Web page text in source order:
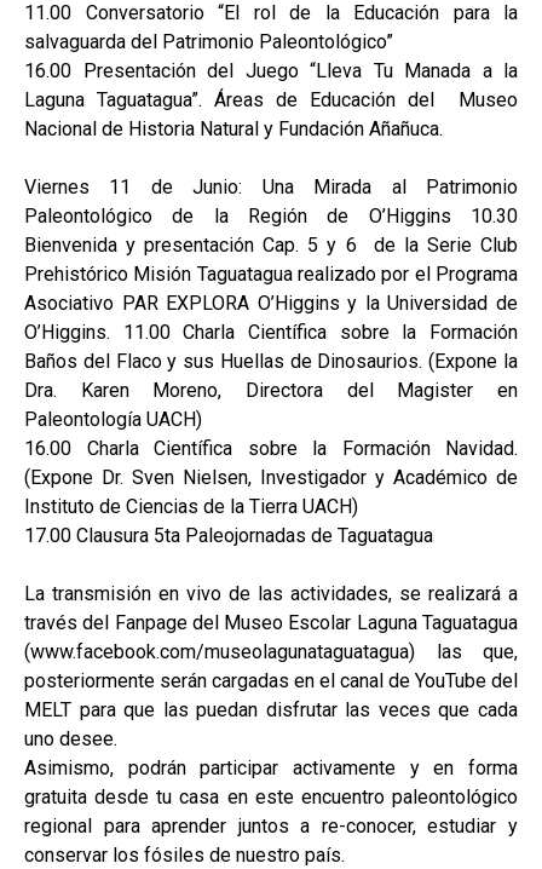
11.00 Conversatorio “El rol de la Educación para la
salvaguarda del Patrimonio Paleontológico”
16.00 Presentación del Juego “Lleva Tu Manada a la
Laguna Taguatagua”. Áreas de Educación del Museo
Nacional de Historia Natural y Fundación Añañuca.
Viernes 11 de Junio: Una Mirada al Patrimonio
Paleontológico de la Región de O’Higgins 10.30
Bienvenida y presentación Cap. 5 y 6 de la Serie Club
Prehistórico Misión Taguatagua realizado por el Programa
Asociativo PAR EXPLORA O’Higgins y la Universidad de
O’Higgins. 11.00 Charla Científica sobre la Formación
Baños del Flaco y sus Huellas de Dinosaurios. (Expone la
Dra. Karen Moreno, Directora del Magister en
Paleontología UACH)
16.00 Charla Científica sobre la Formación Navidad.
(Expone Dr. Sven Nielsen, Investigador y Académico de
Instituto de Ciencias de la Tierra UACH)
17.00 Clausura 5ta Paleojornadas de Taguatagua
La transmisión en vivo de las actividades, se realizará a
través del Fanpage del Museo Escolar Laguna Taguatagua
(www.facebook.com/museolagunataguatagua) las que,
posteriormente serán cargadas en el canal de YouTube del
MELT para que las puedan disfrutar las veces que cada
uno desee.
Asimismo, podrán participar activamente y en forma
gratuita desde tu casa en este encuentro paleontológico
regional para aprender juntos a re-conocer, estudiar y
conservar los fósiles de nuestro país.